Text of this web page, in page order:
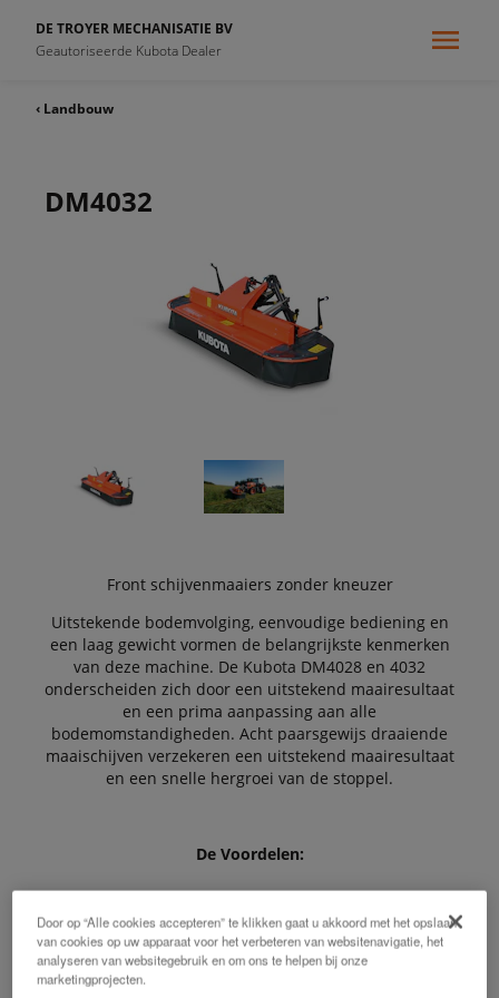
DE TROYER MECHANISATIE BV
Geautoriseerde Kubota Dealer
‹ Landbouw
DM4032
Front schijvenmaaiers zonder kneuzer
Uitstekende bodemvolging, eenvoudige bediening en
een laag gewicht vormen de belangrijkste kenmerken
van deze machine. De Kubota DM4028 en 4032
onderscheiden zich door een uitstekend maairesultaat
en een prima aanpassing aan alle
bodemomstandigheden. Acht paarsgewijs draaiende
maaischijven verzekeren een uitstekend maairesultaat
en een snelle hergroei van de stoppel.
De Voordelen:
2,8-3,2 m werkbreedte
Door op “Alle cookies accepteren” te klikken gaat u akkoord met het opslaan
van cookies op uw apparaat voor het verbeteren van websitenavigatie, het
analyseren van websitegebruik en om ons te helpen bij onze
marketingprojecten.